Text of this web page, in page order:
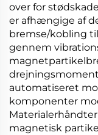
over for
er afhængige af
bremse/kobling
gennem
automatiseret
komponenter
magnetisk